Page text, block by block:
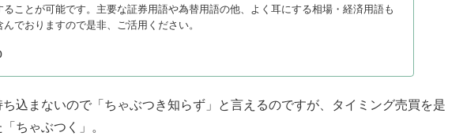
ることが可能です。主要な証券用語や為替用語の他、よく耳にする相場・経済用語も
んでおりますので是非、ご活用ください。
込まないので「ちゃぶつき知らず」と言えるのですが、タイミング売買を是
ちゃぶつく」。